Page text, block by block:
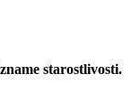
starostlivosti.